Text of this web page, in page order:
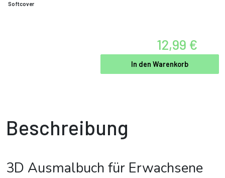
Softcover
12,99 €
In den Warenkorb
Beschreibung
3D Ausmalbuch für Erwachsene